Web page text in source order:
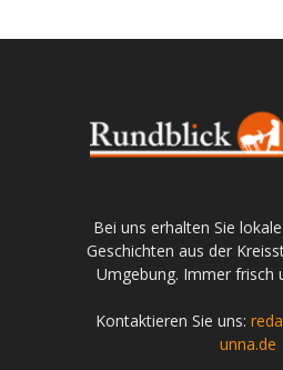
Bei uns erhalten Sie
Geschichten aus der
Umgebung. Immer frisch
Kontaktieren Sie uns:
unna.de